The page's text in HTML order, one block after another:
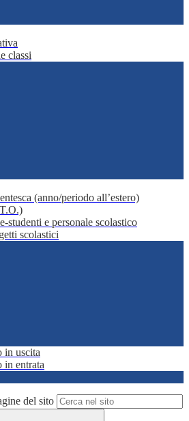
classi
(anno/periodo all’estero)
studenti e personale scolastico
scolastici
in uscita
in entrata
del sito